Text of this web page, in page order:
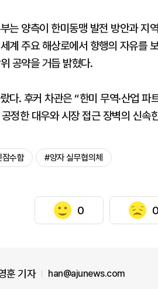
는 양측이 한미동맹 발전 방안과 지
계 주요 해상로에서 항행의 자유를
공약을 거듭 밝혔다.
다. 후커 차관은 “한미 무역·산업
정한 대우와 시장 접근 장벽의 신속
수함 #양자 실무협의체
0 0
훈 기자 han@ajunews.com